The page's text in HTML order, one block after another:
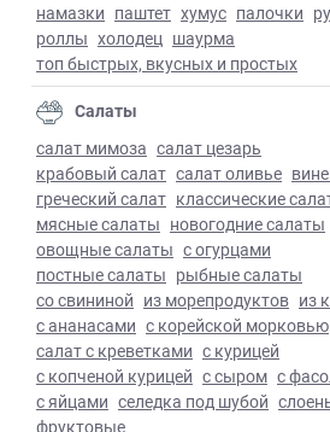
намазки паштет хумус палочки
роллы холодец шаурма
топ быстрых, вкусных и простых
Салаты
салат мимоза салат цезарь
крабовый салат салат оливье
греческий салат классические
мясные салаты новогодние салаты
овощные салаты с огурцами
постные салаты рыбные салаты
со свининой из морепродуктов из
с ананасами с корейской морковью
салат с креветками с курицей
с копченой курицей с сыром с
с яйцами селедка под шубой
фруктовые